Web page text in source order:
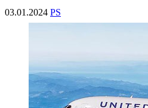
03.01.2024 PS